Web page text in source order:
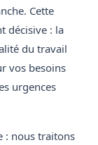
Cette
décisive : la
du travail
vos besoins
urgences
: nous traitons